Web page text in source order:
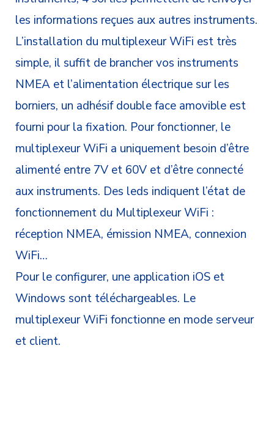
les informations reçues aux autres instruments.
L’installation du multiplexeur WiFi est très
simple, il suffit de brancher vos instruments
NMEA et l’alimentation électrique sur les
borniers, un adhésif double face amovible est
fourni pour la fixation. Pour fonctionner, le
multiplexeur WiFi a uniquement besoin d’être
alimenté entre 7V et 60V et d’être connecté
aux instruments. Des leds indiquent l’état de
fonctionnement du Multiplexeur WiFi :
réception NMEA, émission NMEA, connexion
WiFi…
Pour le configurer, une application iOS et
Windows sont téléchargeables. Le
multiplexeur WiFi fonctionne en mode serveur
et client.